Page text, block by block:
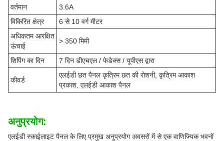
वर्तमान
3.6A
विकिरित क्षेत्र
6 से 10 वर्ग मीटर
अधिकतम आरक्षित
ऊंचाई
> 350 मिमी
शिपिंग का दिन 7 दिन डीएचएल / फेडेक्स / यूपीएस द्वारा
कीवर्ड
एलईडी छत पैनल कृत्रिम छत की रोशनी, कृत्रिम आकाश
प्रकाश, एलईडी आकाश पैनल
अनुप्रयोग:
एलईडी स्काईलाइट पैनल के लिए प्रमुख अनुप्रयोग अवसरों में से एक वाणिज्यिक भवनों